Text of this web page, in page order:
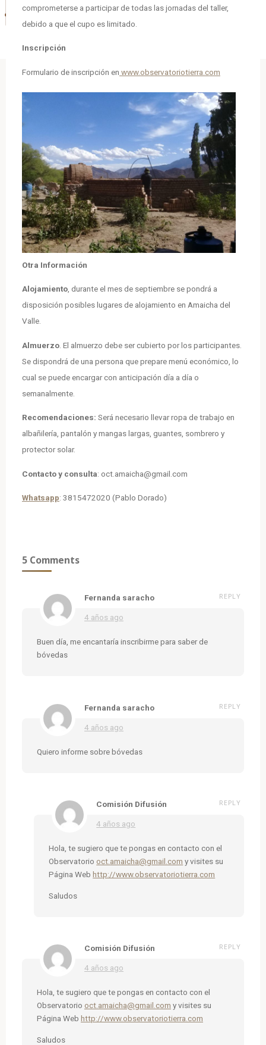
comprometerse a participar de todas las jornadas del taller,
debido a que el cupo es limitado.
Inscripción
Formulario de inscripción en www.observatoriotierra.com
Otra Información
Alojamiento , durante el mes de septiembre se pondrá a
disposición posibles lugares de alojamiento en Amaicha del
Valle.
Almuerzo . El almuerzo debe ser cubierto por los participantes.
Se dispondrá de una persona que prepare menú económico, lo
cual se puede encargar con anticipación día a día o
semanalmente.
Recomendaciones: Será necesario llevar ropa de trabajo en
albañilería, pantalón y mangas largas, guantes, sombrero y
protector solar.
Contacto y consulta: oct.amaicha@gmail.com
Whatsapp: 3815472020 (Pablo Dorado)
5 Comments
Fernanda saracho
4 años ago
REPLY
Buen día, me encantaría inscribirme para saber de
bóvedas
Fernanda saracho
4 años ago
REPLY
Quiero informe sobre bóvedas
Comisión Difusión
4 años ago
REPLY
Hola, te sugiero que te pongas en contacto con el
Observatoriooct.amaicha@gmail.com y visites su
Página Webhttp://www.observatoriotierra.com
Saludos
Comisión Difusión
4 años ago
REPLY
Hola, te sugiero que te pongas en contacto con el
Observatorio oct.amaicha@gmail.com y visites su
Página Web http://www.observatoriotierra.com
Saludos